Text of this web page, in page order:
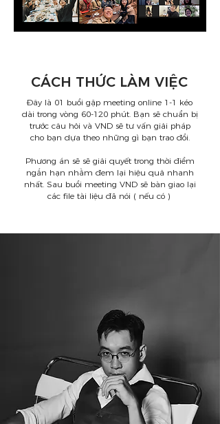
CÁCH THỨC LÀM VIỆC
Đây là 01 buổi gặp meeting online 1-1 kéo
dài trong vòng 60-120 phút. Bạn sẽ chuẩn bị
trước câu hỏi và VND sẽ tư vấn giải pháp
cho bạn dựa theo những gì bạn trao đổi.
Phương án sẽ sẽ giải quyết trong thời điểm
ngắn hạn nhằm đem lại hiệu quả nhanh
nhất. Sau buổi meeting VND sẽ bàn giao lại
các file tài liệu đã nói ( nếu có )